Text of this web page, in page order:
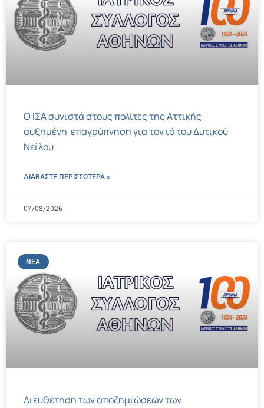
Ο ΙΣΑ συνιστά στους πολίτες της Αττικής
αυξημένη επαγρύπνηση για τον ιό του Δυτικού
Νείλου
ΔΙΑΒΑΣΤΕ ΠΕΡΙΣΣΌΤΕΡΑ »
07/08/2026
ΝΈΑ
Διευθέτηση των αποζημιώσεων των